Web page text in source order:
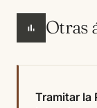
Otras
Tramitar la